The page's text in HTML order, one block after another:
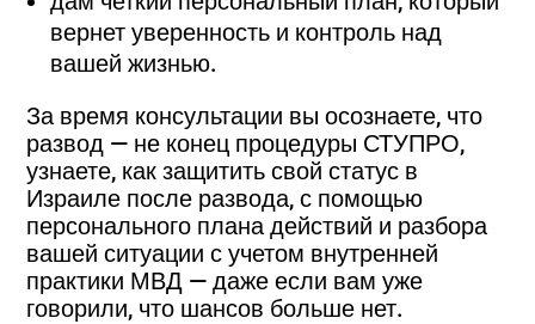
вернет уверенность и контроль над
вашей жизнью.
За время консультации вы осознаете, что
развод — не конец процедуры СТУПРО,
узнаете, как защитить свой статус в
Израиле после развода, с помощью
персонального плана действий и разбора
вашей ситуации с учетом внутренней
практики МВД — даже если вам уже
говорили, что шансов больше нет.